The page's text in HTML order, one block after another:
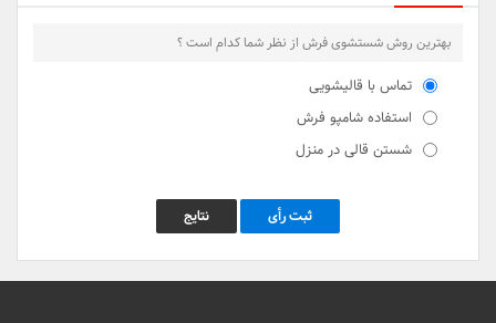
بهترین روش شستشوی فرش از نظر شما کدام است ؟
تماس با قالیشویی
استفاده شامپو فرش
شستن قالی در منزل
ثبت رأی نتایج